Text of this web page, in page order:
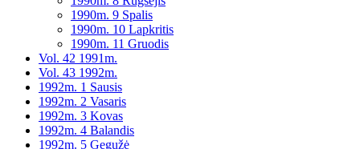
1990m. 9 Spalis
1990m. 10 Lapkritis
1990m. 11 Gruodis
Vol. 42 1991m.
Vol. 43 1992m.
1992m. 1 Sausis
1992m. 2 Vasaris
1992m. 3 Kovas
1992m. 4 Balandis
1992m. 5 Gegužė